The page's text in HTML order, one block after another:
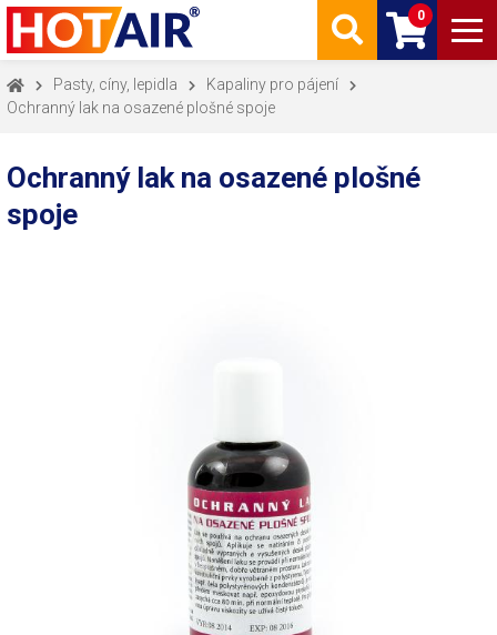
0
Pasty, cíny, lepidla
Kapaliny pro pájení
Ochranný lak na osazené plošné spoje
Ochranný lak na osazené plošné
spoje